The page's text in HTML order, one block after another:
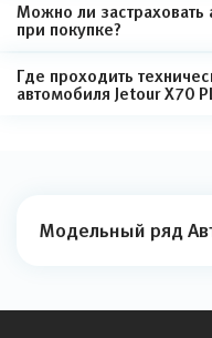
Можно ли застраховать
при покупке?
Где проходить
автомобиля Jetour X70
Модельный ряд